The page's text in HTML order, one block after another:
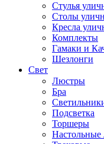
Стулья
Столы
Кресла
Комплекты
Гамаки и
Шезлонги
Свет
Люстры
Бра
Подсветка
Торшеры